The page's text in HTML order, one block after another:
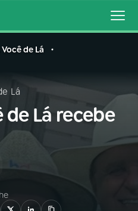
Você de Lá
Lá
de Lá recebe